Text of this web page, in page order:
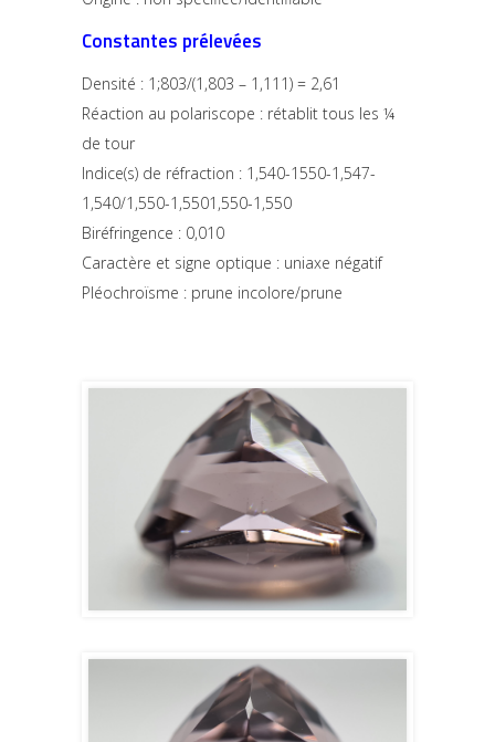
Constantes prélevées
Densité : 1;803/(1,803 – 1,111) = 2,61
Réaction au polariscope : rétablit tous les ¼
de tour
Indice(s) de réfraction : 1,540-1550-1,547-
1,540/1,550-1,5501,550-1,550
Biréfringence : 0,010
Caractère et signe optique : uniaxe négatif
Pléochroïsme : prune incolore/prune